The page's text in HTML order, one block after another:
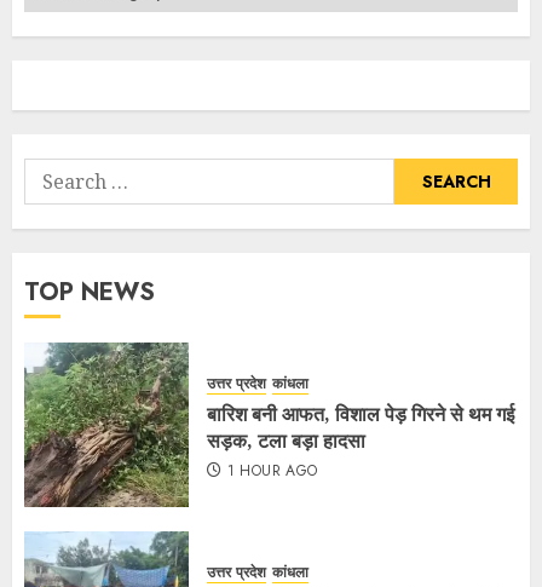
TOP NEWS
उत्तर प्रदेश कांधला
बारिश बनी आफत, विशाल पेड़ गिरने से थम गई
सड़क, टला बड़ा हादसा
1 HOUR AGO
उत्तर प्रदेश कांधला